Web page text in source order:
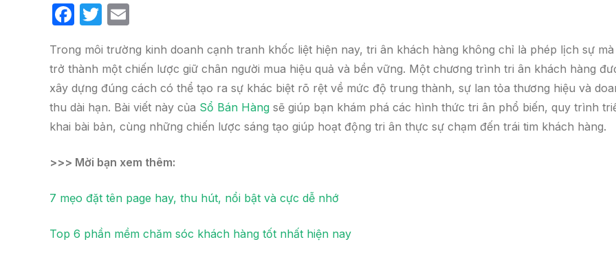
F
c
e
b
o
k
T
itt
er
ail
Trong môi trường kinh doanh cạnh tranh khốc liệt hiện nay, tri ân khách hàng không chỉ là phép lịch sự
trở thành một chiến lược giữ chân người mua hiệu quả và bền vững. Một chương trình tri ân khách hàng
xây dựng đúng cách có thể tạo ra sự khác biệt rõ rệt về mức độ trung thành, sự lan tỏa thương hiệu và
thu dài hạn. Bài viết này của Sổ Bán Hàng sẽ giúp bạn khám phá các hình thức tri ân phổ biến, quy trình
khai bài bản, cùng những chiến lược sáng tạo giúp hoạt động tri ân thực sự chạm đến trái tim khách hàng.
>>> Mời bạn xem thêm:
7 mẹo đặt tên page hay, thu hút, nổi bật và cực dễ nhớ
Top 6 phần mềm chăm sóc khách hàng tốt nhất hiện nay